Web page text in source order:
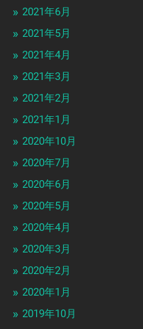
2021年6月
2021年5月
2021年4月
2021年3月
2021年2月
2021年1月
2020年10月
2020年7月
2020年6月
2020年5月
2020年4月
2020年3月
2020年2月
2020年1月
2019年10月